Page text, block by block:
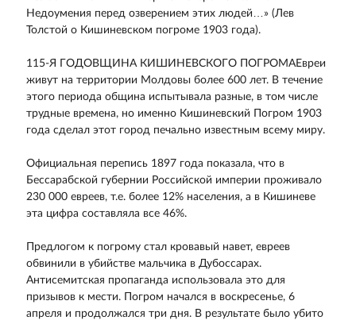
Недоумения перед озверением этих людей…» (Лев
Толстой о Кишиневском погроме 1903 года).
115-Я ГОДОВЩИНА КИШИНЕВСКОГО ПОГРОМАЕвреи
живут на территории Молдовы более 600 лет. В течение
этого периода община испытывала разные, в том числе
трудные времена, но именно Кишиневский Погром 1903
года сделал этот город печально известным всему миру.
Официальная перепись 1897 года показала, что в
Бессарабской губернии Российской империи проживало
230 000 евреев, т.е. более 12% населения, а в Кишиневе
эта цифра составляла все 46%.
Предлогом к погрому стал кровавый навет, евреев
обвинили в убийстве мальчика в Дубоссарах.
Антисемитская пропаганда использовала это для
призывов к мести. Погром начался в воскресенье, 6
апреля и продолжался три дня. В результате было убито